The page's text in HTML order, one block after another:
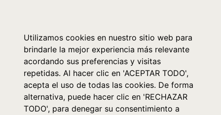
Utilizamos cookies en nuestro sitio web para
brindarle la mejor experiencia más relevante
acordando sus preferencias y visitas
repetidas. Al hacer clic en 'ACEPTAR TODO',
acepta el uso de todas las cookies. De forma
alternativa, puede hacer clic en 'RECHAZAR
TODO', para denegar su consentimiento a